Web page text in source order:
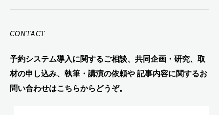
CONTACT
予約システム導入に関するご相談、共同企画・研究、取
材の申し込み、執筆・講演の依頼や 記事内容に関するお
問い合わせはこちらからどうぞ。